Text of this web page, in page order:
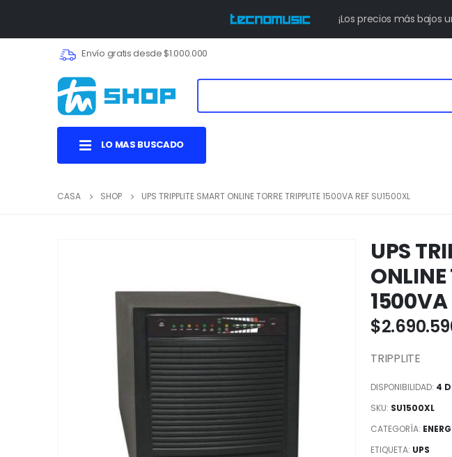
¡Los precios más bajos
Envío gratis desde $1.000.000
LO MAS BUSCADO
CASA SHOP UPS TRIPPLITE SMART ONLINE TORRE TRIPPLITE 1500VA REF SU1500XL
UPS
ONLINE
1500VA
$
TRIPPLITE
DISPONIBILIDAD: 4
SKU: SU1500XL
CATEGORÍA:
ETIQUETA: UPS